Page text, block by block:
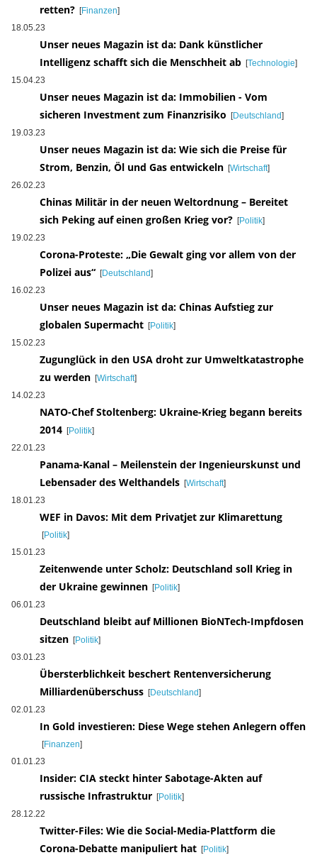
retten? [Finanzen]
18.05.23
Unser neues Magazin ist da: Dank künstlicher
Intelligenz schafft sich die Menschheit ab[Technologie]
15.04.23
Unser neues Magazin ist da: Immobilien - Vom
sicheren Investment zum Finanzrisiko
[Deutschland]
19.03.23
Unser neues Magazin ist da: Wie sich die Preise für
Strom, Benzin, Öl und Gas entwickeln[Wirtschaft]
26.02.23
Chinas Militär in der neuen Weltordnung – Bereitet
sich Peking auf einen großen Krieg vor?[Politik]
19.02.23
Corona-Proteste: „Die Gewalt ging vor allem von der
Polizei aus“[Deutschland]
16.02.23
Unser neues Magazin ist da: Chinas Aufstieg zur
globalen Supermacht[Politik]
15.02.23
Zugunglück in den USA droht zur Umweltkatastrophe
zu werden [Wirtschaft]
14.02.23
NATO-Chef Stoltenberg: Ukraine-Krieg begann bereits
2014 [Politik]
22.01.23
Panama-Kanal – Meilenstein der Ingenieurskunst und
Lebensader des Welthandels[Wirtschaft]
18.01.23
WEF in Davos: Mit dem Privatjet zur Klimarettung
[Politik]
15.01.23
Zeitenwende unter Scholz: Deutschland soll Krieg in
der Ukraine gewinnen [Politik]
06.01.23
Deutschland bleibt auf Millionen BioNTech-Impfdosen
sitzen [Politik]
03.01.23
Übersterblichkeit beschert Rentenversicherung
Milliardenüberschuss [Deutschland]
02.01.23
In Gold investieren: Diese Wege stehen Anlegern offen
[Finanzen]
01.01.23
Insider: CIA steckt hinter Sabotage-Akten auf
russische Infrastruktur [Politik]
28.12.22
Twitter-Files: Wie die Social-Media-Plattform die
Corona-Debatte manipuliert hat [Politik]